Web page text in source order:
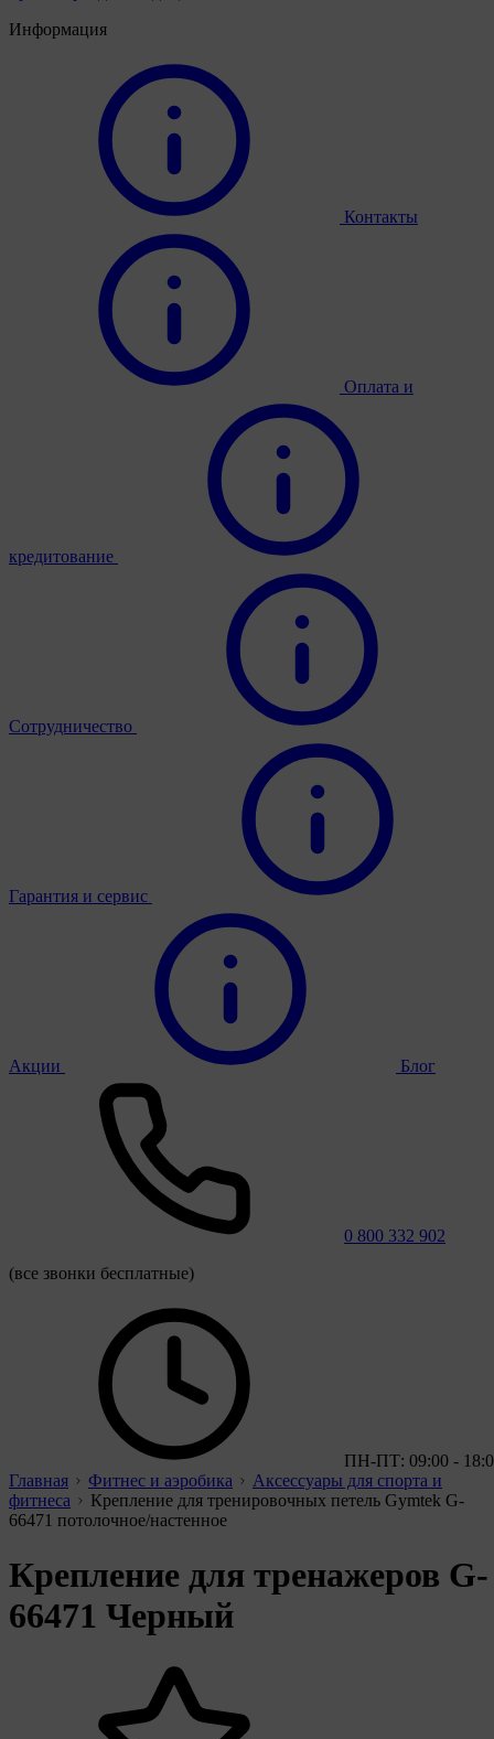
Информация
Контакты
Оплата и
кредитование
Сотрудничество
Гарантия и сервис
Акции Блог
0 800 332 902
(все звонки бесплатные)
ПН-ПТ: 09:00 -
Главная
Фитнес и аэробика
Аксессуары для спорта и
фитнеса
Крепление для тренировочных петель Gymtek G-
66471 потолочное/настенное
Крепление для тренажеров G-
66471 Черный